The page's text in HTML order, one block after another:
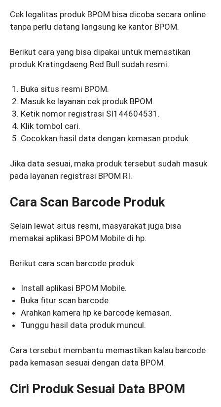
Cek legalitas produk BPOM bisa dicoba secara online
tanpa perlu datang langsung ke kantor BPOM.
Berikut cara yang bisa dipakai untuk memastikan
produk Kratingdaeng Red Bull sudah resmi.
Buka situs resmi BPOM.
Masuk ke layanan cek produk BPOM.
Ketik nomor registrasi SI144604531.
Klik tombol cari.
Cocokkan hasil data dengan kemasan produk.
Jika data sesuai, maka produk tersebut sudah masuk
pada layanan registrasi BPOM RI.
Cara Scan Barcode Produk
Selain lewat situs resmi, masyarakat juga bisa
memakai aplikasi BPOM Mobile di hp.
Berikut cara scan barcode produk:
Install aplikasi BPOM Mobile.
Buka fitur scan barcode.
Arahkan kamera hp ke barcode kemasan.
Tunggu hasil data produk muncul.
Cara tersebut membantu memastikan kalau barcode
pada kemasan sesuai dengan data BPOM.
Ciri Produk Sesuai Data BPOM